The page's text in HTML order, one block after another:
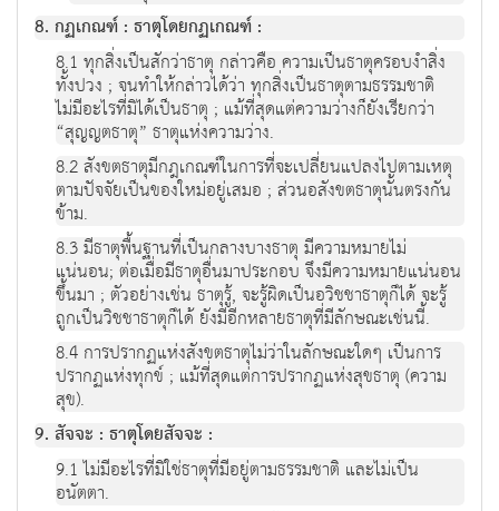
8. กฏเกณฑ์ : ธาตุโดยกฏเกณฑ์ :
8.1 ทุกสิ่งเป็นสักว่าธาตุ กล่าวคือ ความเป็นธาตุครอบงำสิ่ง
ทั้งปวง ; จนทำให้กล่าวได้ว่า ทุกสิ่งเป็นธาตุตามธรรมชาติ
ไม่มีอะไรที่มิได้เป็นธาตุ ; แม้ที่สุดแต่ความว่างก็ยังเรียกว่า
“สุญญตธาตุ” ธาตุแห่งความว่าง.
8.2 สังขตธาตุมีกฎเกณฑ์ในการที่จะเปลี่ยนแปลงไปตามเหตุ
ตามปัจจัยเป็นของใหม่อยู่เสมอ ; ส่วนอสังขตธาตุนั้นตรงกัน
ข้าม.
8.3 มีธาตุพื้นฐานที่เป็นกลางบางธาตุ มีความหมายไม่
แน่นอน; ต่อเมื่อมีธาตุอื่นมาประกอบ จึงมีความหมายแน่นอน
ขึ้นมา ; ตัวอย่างเช่น ธาตุรู้, จะรู้ผิดเป็นอวิชชาธาตุก็ได้ จะรู้
ถูกเป็นวิชชาธาตุก็ได้ ยังมีอีกหลายธาตุที่มีลักษณะเช่นนี้.
8.4 การปรากฏแห่งสังขตธาตุไม่ว่าในลักษณะใดๆ เป็นการ
ปรากฏแห่งทุกข์ ; แม้ที่สุดแต่การปรากฏแห่งสุขธาตุ (ความ
สุข).
9. สัจจะ : ธาตุโดยสัจจะ :
9.1 ไม่มีอะไรที่มิใช่ธาตุที่มีอยู่ตามธรรมชาติ และไม่เป็น
อนัตตา.